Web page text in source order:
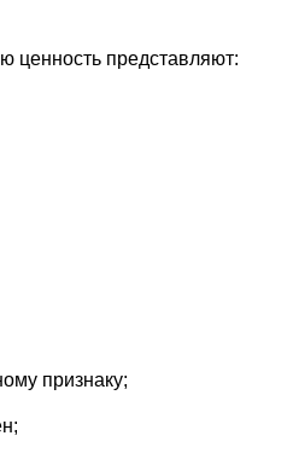
ценность представляют:
признаку;